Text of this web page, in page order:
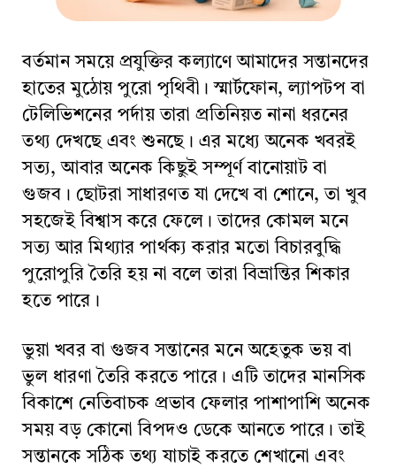
বর্তমান সময়ে প্রযুক্তির কল্যাণে আমাদের সন্তানদের
হাতের মুঠোয় পুরো পৃথিবী। স্মার্টফোন, ল্যাপটপ বা
টেলিভিশনের পর্দায় তারা প্রতিনিয়ত নানা ধরনের
তথ্য দেখছে এবং শুনছে। এর মধ্যে অনেক খবরই
সত্য, আবার অনেক কিছুই সম্পূর্ণ বানোয়াট বা
গুজব। ছোটরা সাধারণত যা দেখে বা শোনে, তা খুব
সহজেই বিশ্বাস করে ফেলে। তাদের কোমল মনে
সত্য আর মিথ্যার পার্থক্য করার মতো বিচারবুদ্ধি
পুরোপুরি তৈরি হয় না বলে তারা বিভ্রান্তির শিকার
হতে পারে।
ভুয়া খবর বা গুজব সন্তানের মনে অহেতুক ভয় বা
ভুল ধারণা তৈরি করতে পারে। এটি তাদের মানসিক
বিকাশে নেতিবাচক প্রভাব ফেলার পাশাপাশি অনেক
সময় বড় কোনো বিপদও ডেকে আনতে পারে। তাই
সন্তানকে সঠিক তথ্য যাচাই করতে শেখানো এবং